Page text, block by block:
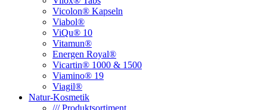
Vicolon® Kapseln
Viabol®
ViQu® 10
Vitamun®
Energen Royal®
Vicartin® 1000 & 1500
Viamino® 19
Viagil®
Natur-Kosmetik
/// Produktsortiment